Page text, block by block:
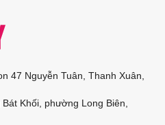
47 Nguyễn Tuân, Thanh Xuân,
Khối, phường Long Biên,